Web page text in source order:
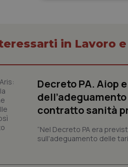
in Lavoro
Decreto PA. Aiop
contratto sanità
“Nel Decreto PA era
sull'adeguamento delle
I cookie necessari
e l'accesso alle aree
Nome